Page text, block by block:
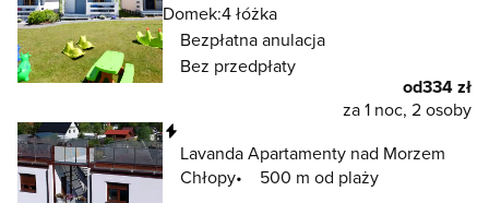
Domek:4 łóżka
Bezpłatna anulacja
Bez przedpłaty
od334 zł
za 1 noc, 2 osoby
Lavanda Apartamenty nad Morzem
Chłopy
500 m od plaży